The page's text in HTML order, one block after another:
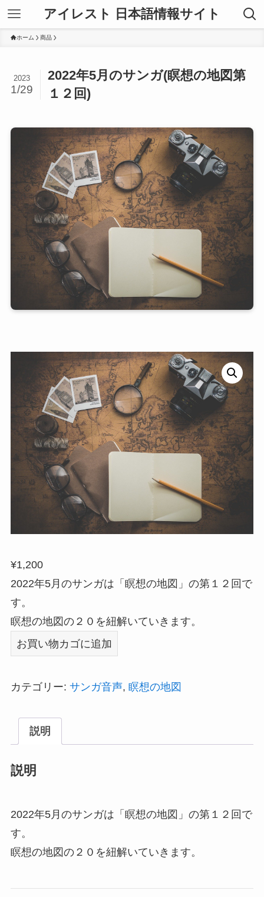
アイレスト 日本語情報サイト
ホーム 商品
2022年5月のサンガ(瞑想の地図第
１２回)
2023
1/29
¥1,200
2022年5月のサンガは「瞑想の地図」の第１２回で
す。
瞑想の地図の２０を紐解いていきます。
2022
年
の
ガ
想
の
地
第
お買い物カゴに追加
カテゴリー: サンガ音声, 瞑想の地図
説明
説明
2022年5月のサンガは「瞑想の地図」の第１２回で
す。
瞑想の地図の２０を紐解いていきます。